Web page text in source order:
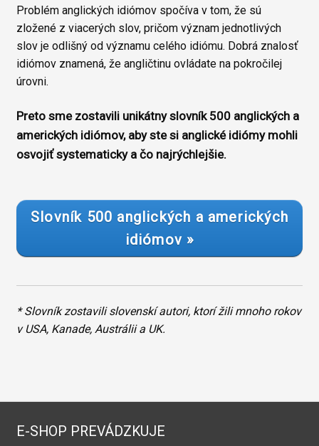
Problém anglických idiómov spočíva v tom, že sú
zložené z viacerých slov, pričom význam jednotlivých
slov je odlišný od významu celého idiómu. Dobrá znalosť
idiómov znamená, že angličtinu ovládate na pokročilej
úrovni.
Preto sme zostavili unikátny slovník 500 anglických a
amerických idiómov, aby ste si anglické idiómy mohli
osvojiť systematicky a čo najrýchlejšie.
Slovník 500 anglických a amerických
idiómov »
* Slovník zostavili slovenskí autori, ktorí žili mnoho rokov
v USA, Kanade, Austrálii a UK.
E-SHOP PREVÁDZKUJE